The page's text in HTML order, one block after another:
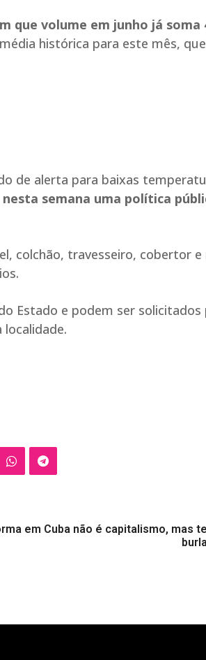
que volume em junho já soma
histórica para este mês,
de alerta para baixas
semana uma política
colchão, travesseiro, cobertor e
Estado e podem ser solicitados
em Cuba não é capitalismo, mas